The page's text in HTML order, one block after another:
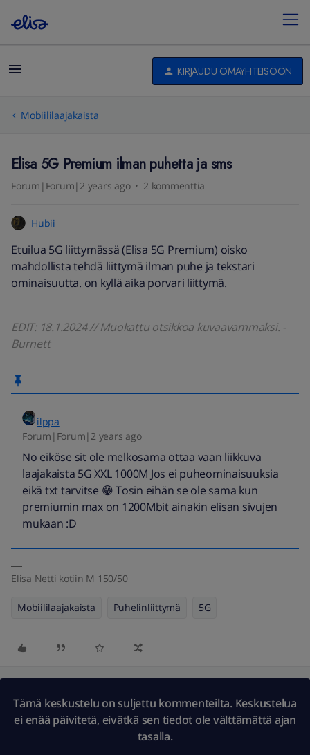
KIRJAUDU OMAYHTEISÖÖN
Mobiililaajakaista
Elisa 5G Premium ilman puhetta ja sms
Forum|Forum|2 years ago 2 kommenttia
Hubii
Etuilua 5G liittymässä (Elisa 5G Premium) oisko
mahdollista tehdä liittymä ilman puhe ja tekstari
ominaisuutta. on kyllä aika porvari liittymä.
EDIT: 18.1.2024 // Muokattu otsikkoa kuvaavammaksi. -
Burnett
ilppa
Forum|Forum|2 years ago
No eiköse sit ole melkosama ottaa vaan liikkuva
laajakaista 5G XXL 1000M Jos ei puheominaisuuksia
eikä txt tarvitse 😁 Tosin eihän se ole sama kun
premiumin max on 1200Mbit ainakin elisan sivujen
mukaan :D
Elisa Netti kotiin M 150/50
Mobiililaajakaista Puhelinliittymä 5G
Tämä keskustelu on suljettu kommenteilta. Keskustelua
ei enää päivitetä, eivätkä sen tiedot ole välttämättä ajan
tasalla.